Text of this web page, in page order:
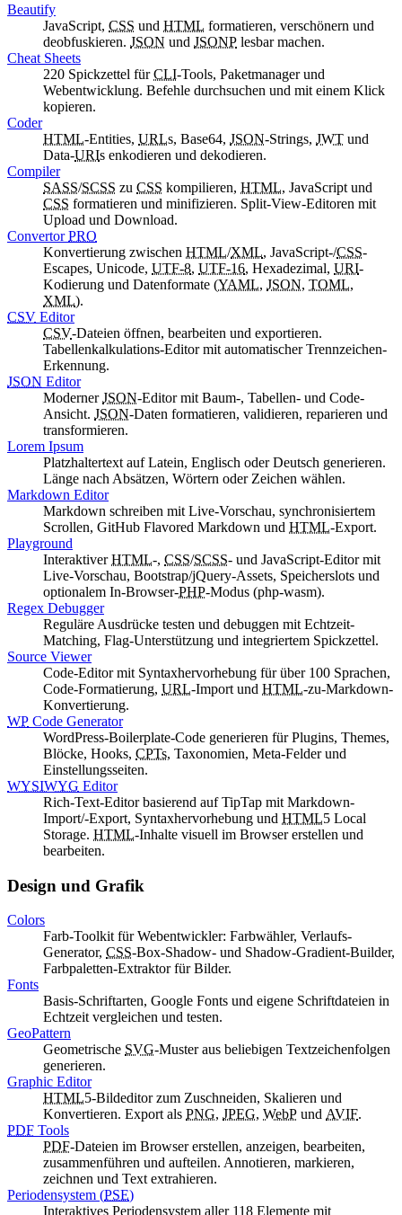
Beautify
JavaScript, CSS und HTML formatieren, verschönern und
deobfuskieren. JSON und JSONP lesbar machen.
Cheat Sheets
220 Spickzettel fürCLI-Tools, Paketmanager und
Webentwicklung. Befehle durchsuchen und mit einem Klick
kopieren.
Coder
HTML-Entities, URLs, Base64, JSON-Strings, JWT und
Data-URIs enkodieren und dekodieren.
Compiler
SASS/SCSS zu CSS kompilieren, HTML, JavaScript und
CSS formatieren und minifizieren. Split-View-Editoren mit
Upload und Download.
ConvertorPRO
Konvertierung zwischen HTML/XML, JavaScript-/CSS-
Escapes, Unicode, UTF-8, UTF-16, Hexadezimal, URI-
Kodierung und Datenformate (YAML, JSON, TOML,
XML).
CSV Editor
CSV-Dateien öffnen, bearbeiten und exportieren.
Tabellenkalkulations-Editor mit automatischer Trennzeichen-
Erkennung.
JSON Editor
ModernerJSON-Editor mit Baum-, Tabellen- und Code-
Ansicht. JSON-Daten formatieren, validieren, reparieren und
transformieren.
Lorem Ipsum
Platzhaltertext auf Latein, Englisch oder Deutsch generieren.
Länge nach Absätzen, Wörtern oder Zeichen wählen.
Markdown Editor
Markdown schreiben mit Live-Vorschau, synchronisiertem
Scrollen, GitHub Flavored Markdown und HTML-Export.
Playground
InteraktiverHTML-, CSS/SCSS- und JavaScript-Editor mit
Live-Vorschau, Bootstrap/jQuery-Assets, Speicherslots und
optionalem In-Browser-PHP-Modus (php-wasm).
Regex Debugger
Reguläre Ausdrücke testen und debuggen mit Echtzeit-
Matching, Flag-Unterstützung und integriertem Spickzettel.
Source Viewer
Code-Editor mit Syntaxhervorhebung für über 100 Sprachen,
Code-Formatierung, URL-Import und HTML-zu-Markdown-
Konvertierung.
WP Code Generator
WordPress-Boilerplate-Code generieren für Plugins, Themes,
Blöcke, Hooks, CPTs, Taxonomien, Meta-Felder und
Einstellungsseiten.
WYSIWYG Editor
Rich-Text-Editor basierend aufTipTap mit Markdown-
Import/-Export, Syntaxhervorhebung und HTML5 Local
Storage. HTML-Inhalte visuell im Browser erstellen und
bearbeiten.
Design und Grafik
Colors
Farb-Toolkit für Webentwickler: Farbwähler, Verlaufs-
Generator, CSS-Box-Shadow- und Shadow-Gradient-Builder,
Farbpaletten-Extraktor für Bilder.
Fonts
Basis-Schriftarten, Google Fonts und eigene Schriftdateien in
Echtzeit vergleichen und testen.
GeoPattern
Geometrische SVG-Muster aus beliebigen Textzeichenfolgen
generieren.
Graphic Editor
HTML5-Bildeditor zum Zuschneiden, Skalieren und
Konvertieren. Export als PNG, JPEG, WebP und AVIF.
PDF Tools
PDF-Dateien im Browser erstellen, anzeigen, bearbeiten,
zusammenführen und aufteilen. Annotieren, markieren,
zeichnen und Text extrahieren.
Periodensystem (PSE)
Interaktives Periodensystem aller 118 Elemente mit